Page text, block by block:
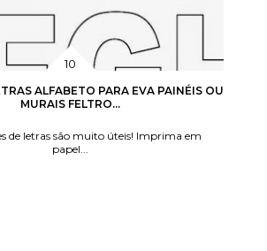
ALFABETO PARA EVA PAINÉIS OU
MURAIS FELTRO...
de letras são muito úteis! Imprima em
papel...